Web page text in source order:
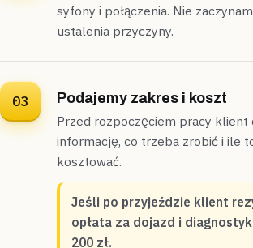
syfony i połączenia. Nie
ustalenia przyczyny.
03
Podajemy zakres i koszt
Przed rozpoczęciem pracy klient
informację, co trzeba zrobić i ile
kosztować.
Jeśli po przyjeździe klient
opłata za dojazd i
200 zł.